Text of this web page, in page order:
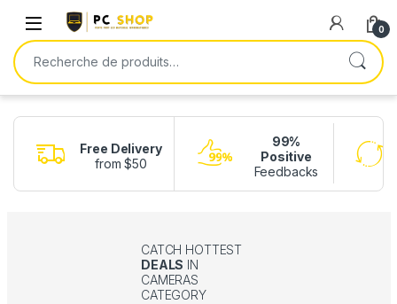
Skip to navigation
Skip to content
0
Recherche pour :
Free Delivery
from $50
99%
Positive
Feedbacks
CATCH HOTTEST
DEALS IN
CAMERAS
CATEGORY